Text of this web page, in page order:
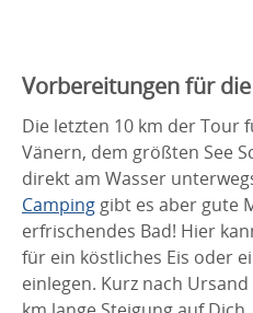
Vorbereitungen für
Die letzten 10 km der Tour
Vänern, dem größten See
direkt am Wasser
Camping gibt es aber gute
erfrischendes Bad! Hier
für ein köstliches Eis oder
einlegen. Kurz nach